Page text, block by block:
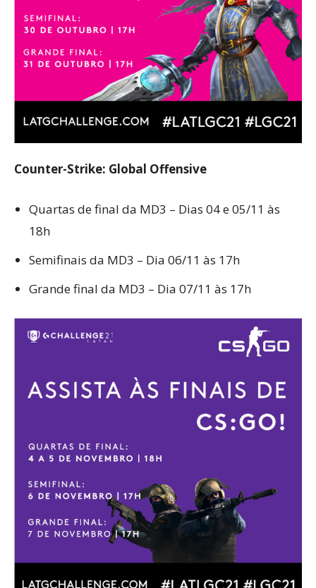
Counter-Strike: Global Offensive
Quartas de final da MD3 – Dias 04 e 05/11 às
18h
Semifinais da MD3 – Dia 06/11 às 17h
Grande final da MD3 – Dia 07/11 às 17h